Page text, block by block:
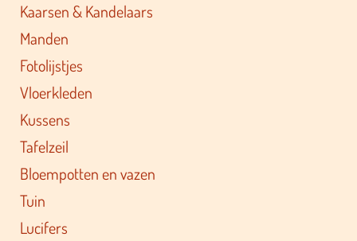
Kaarsen & Kandelaars
Manden
Fotolijstjes
Vloerkleden
Kussens
Tafelzeil
Bloempotten en vazen
Tuin
Lucifers